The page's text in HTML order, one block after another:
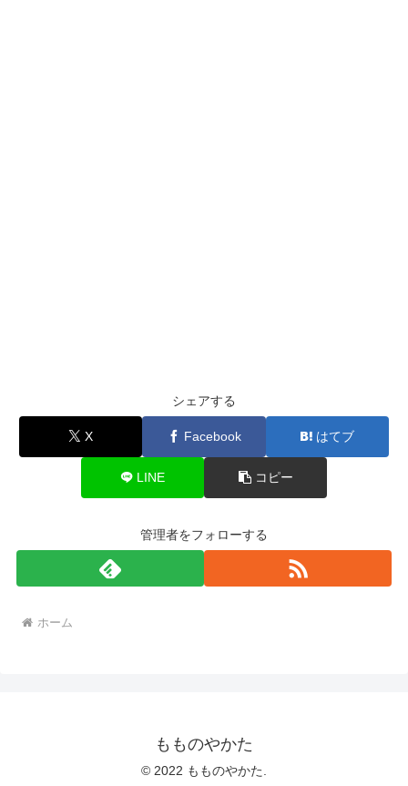
シェアする
X Facebook はてブ
LINE コピー
管理者をフォローする
ホーム
もものやかた
© 2022 もものやかた.